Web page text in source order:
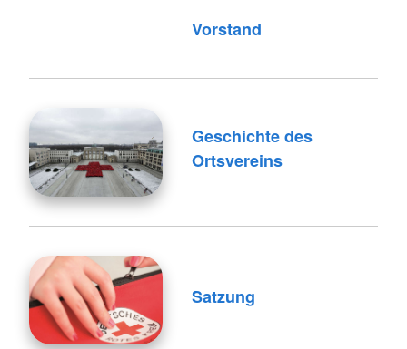
Vorstand
Geschichte des
Ortsvereins
Satzung